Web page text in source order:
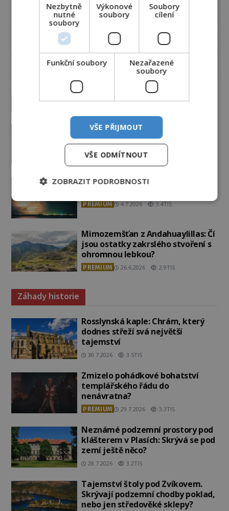
Vesmír a technologie
Podivné události roku 2023: Jsou
Američané v obležení UFO?
PREMIUM 27.7.2026
Nad australským městem
PREMIUM 4.7.2026 3.4TIS
Mimozemšťan z Andahuaylillas: Čí
jsou ostatky zakrslého stvoření s
ohromnou lebkou?
PREMIUM 26.6.2026 2.9TIS
Záhady historie
Rosslynská kaple: Chrám, který
dodnes střeží svá největší
tajemství
30.7.2026 3.5TIS
Zmizelo pohádkové bohatství
templářského řádu do
nenávratna?
PREMIUM 29.7.2026 3.3TIS
Neznámé podzemní prostory pod
klášterem v Plasích: Skrývá se pod
zemí ještě něco?
28.7.2026 3.2TIS
Tajemství štoly pod Zvíkovem.
Skrývají podzemní chodby poklad,
nebo jen středověké sklepy?
Nezbytně
nutné
soubory
Výkonové
soubory
Soubory
cílení
Funkční soubory
Nezařazené
soubory
VŠE PŘIJMOUT
VŠE ODMÍTNOUT
ZOBRAZIT PODROBNOSTI